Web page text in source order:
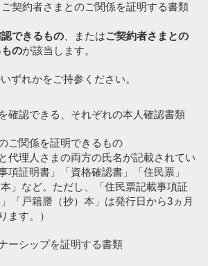
契約者さまとのご関係を証明する書類
できるもの 、またはご契約者さまとの
のが該当します。
ずれかをご持参ください。
確認できる、それぞれの本人確認書類
ご関係を証明できるもの
代理人さまの両方の氏名が記載されてい
項証明書」「資格確認書」「住民票」
本」など。ただし、「住民票記載事項証
「戸籍謄（抄）本」は発行日から3ヵ月
ます。）
ーシップを証明する書類